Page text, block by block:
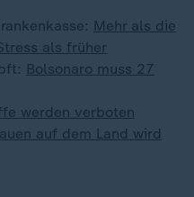
Mehr als die
als früher
Bolsonaro muss 27
werden verboten
auf dem Land wird